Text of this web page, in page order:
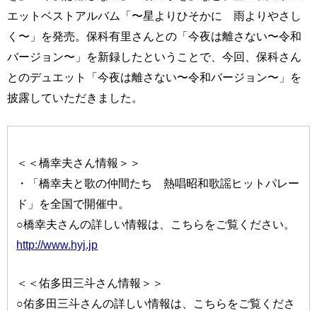
エットベストアルバム「〜星よりひそかに 雨よりやさし
く〜」を発売。保科有里さんとの「今夜は離さない〜令和
バージョン〜」を新録したということで、今回、保科さん
とのデュエット「今夜は離さない〜令和バージョン〜」を
披露していただきました。
＜＜橋幸夫さん情報＞＞
・「橋幸夫と歌の仲間たち 熱唱昭和歌謡ヒットパレー
ド」を全国で開催中。
○橋幸夫さんの詳しい情報は、こちらをご覧ください。
http://www.hyj.jp
＜＜佑多田三斗さん情報＞＞
○佑多田三斗さんの詳しい情報は、こちらをご覧くださ